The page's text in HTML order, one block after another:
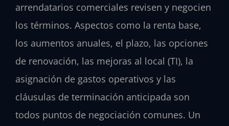
arrendatarios comerciales revisen y negocien
los términos. Aspectos como la renta base,
los aumentos anuales, el plazo, las opciones
de renovación, las mejoras al local (TI), la
asignación de gastos operativos y las
cláusulas de terminación anticipada son
todos puntos de negociación comunes. Un